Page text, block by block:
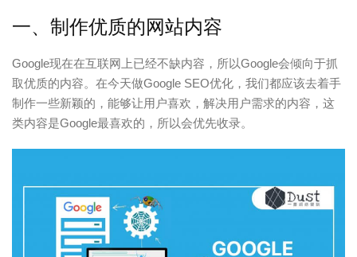
一、制作优质的网站内容
Google现在在互联网上已经不缺内容，所以Google会倾向于抓
取优质的内容。在今天做Google SEO优化，我们都应该去着手
制作一些新颖的，能够让用户喜欢，解决用户需求的内容，这
类内容是Google最喜欢的，所以会优先收录。